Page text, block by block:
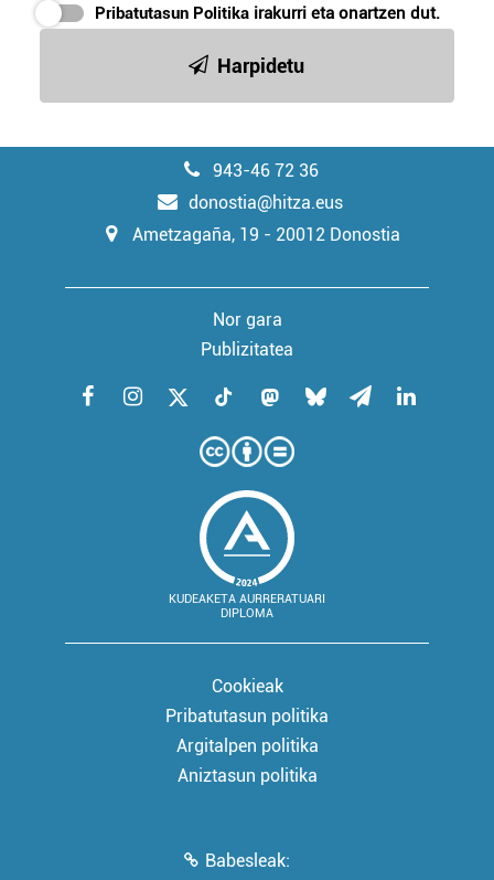
Pribatutasun Politika irakurri eta onartzen dut.
Harpidetu
943-46 72 36
donostia@hitza.eus
Ametzagaña, 19 - 20012 Donostia
Nor gara
Publizitatea
KUDEAKETA AURRERATUARI
DIPLOMA
Cookieak
Pribatutasun politika
Argitalpen politika
Aniztasun politika
Babesleak: